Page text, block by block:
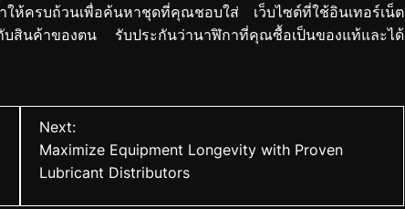
ห้ครบถ้วนเพื่อค้นหาชุดที่คุณชอบใส่ เว็บไซต์ที่ใช้อินเทอร์เน็ต
บสินค้าของตน รับประกันว่านาฬิกาที่คุณซื้อเป็นของแท้และได้
Next:
Maximize Equipment Longevity with Proven
Lubricant Distributors